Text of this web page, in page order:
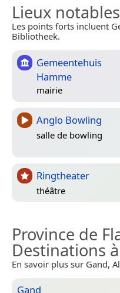
Lieux
Les points forts incluent
Bibliotheek.
Gemeentehuis
Hamme
mairie
Anglo Bowling
salle de bowling
Ringtheater
théâtre
Province de
Destinations
En savoir plus sur Gand,
Gand